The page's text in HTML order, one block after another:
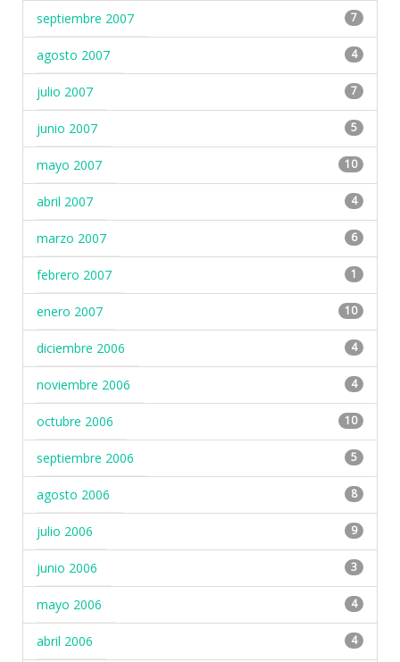
septiembre 2007 7
agosto 2007 4
julio 2007 7
junio 2007 5
mayo 2007 10
abril 2007 4
marzo 2007 6
febrero 2007 1
enero 2007 10
diciembre 2006 4
noviembre 2006 4
octubre 2006 10
septiembre 2006 5
agosto 2006 8
julio 2006 9
junio 2006 3
mayo 2006 4
abril 2006 4